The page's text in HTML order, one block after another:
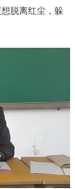
脱离红尘，躲